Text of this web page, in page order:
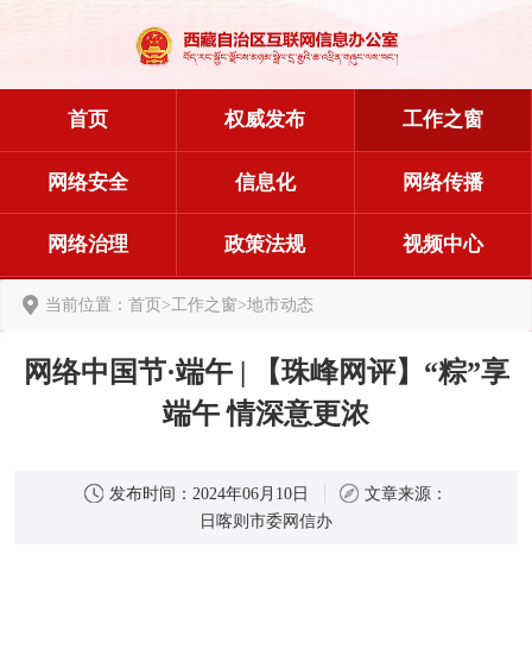
首页 权威发布 工作之窗
网络安全 信息化 网络传播
网络治理 政策法规 视频中心
当前位置： 首页>工作之窗>地市动态
网络中国节·端午 | 【珠峰网评】“粽”享
端午 情深意更浓
发布时间： 2024年06月10日
文章来源：
日喀则市委网信办